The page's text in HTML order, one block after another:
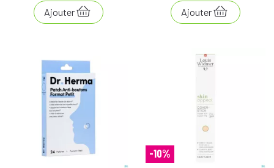
Ajouter Ajouter
-10%